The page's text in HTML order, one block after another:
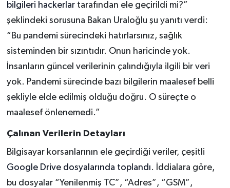
bilgileri hackerlar tarafından ele geçirildi mi?”
şeklindeki sorusuna Bakan Uraloğlu şu yanıtı verdi:
“Bu pandemi sürecindeki hatırlarsınız, sağlık
sisteminden bir sızıntıdır. Onun haricinde yok.
İnsanların güncel verilerinin çalındığıyla ilgili bir veri
yok. Pandemi sürecinde bazı bilgilerin maalesef belli
şekliyle elde edilmiş olduğu doğru. O süreçte o
maalesef önlenemedi.”
Çalınan Verilerin Detayları
Bilgisayar korsanlarının ele geçirdiği veriler, çeşitli
Google Drive dosyalarında toplandı. İddialara göre,
bu dosyalar “Yenilenmiş TC”, “Adres”, “GSM”,